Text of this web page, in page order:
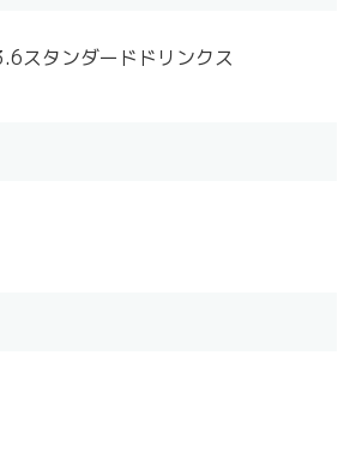
スタンダードドリンクス